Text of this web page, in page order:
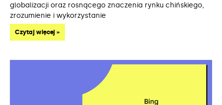
globalizacji oraz rosnącego znaczenia rynku chińskiego,
zrozumienie i wykorzystanie
Czytaj więcej »